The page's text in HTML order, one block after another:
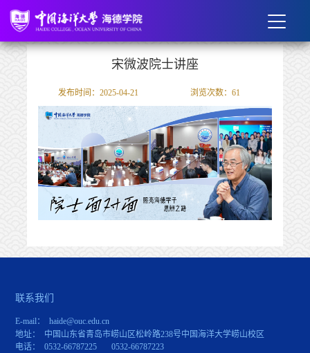
宋微波院士讲座
发布时间：2025-04-21 浏览次数： 61
联系我们
E-mail： haide@ouc.edu.cn
地址： 中国山东省青岛市崂山区松岭路238号中国海洋大学崂山校区
电话： 0532-66787225 0532-66787223